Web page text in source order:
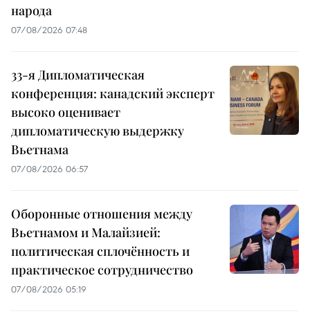
народа
07/08/2026 07:48
33-я Дипломатическая
конференция: канадский эксперт
высоко оценивает
дипломатическую выдержку
Вьетнама
07/08/2026 06:57
Оборонные отношения между
Вьетнамом и Малайзией:
политическая сплочённость и
практическое сотрудничество
07/08/2026 05:19